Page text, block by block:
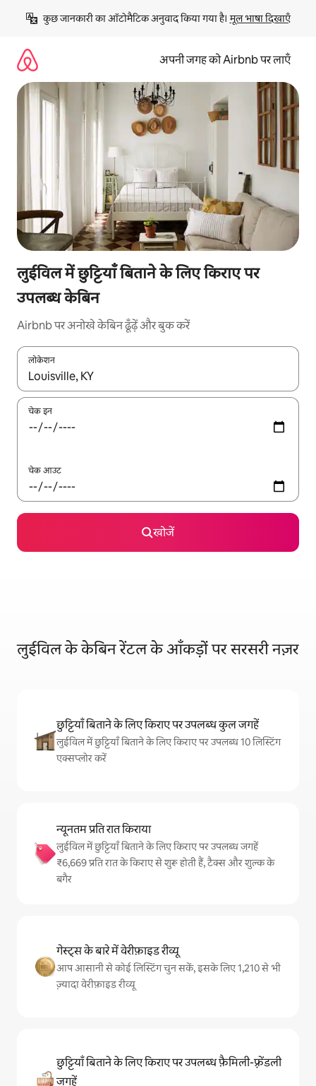
छोड़कर
कॉन्टेंट
कुछ जानकारी का ऑटोमैटिक अनुवाद किया गया है। मूल भाषा दिखाएँ
अपनी जगह को Airbnb पर लाएँ
लुईविल में छुट्टियाँ बिताने के लिए किराए पर
उपलब्ध केबिन
Airbnb पर अनोखे केबिन ढूँढ़ें और बुक करें
लोकेशन
नतीजों के उपलब्ध होने पर, अप और डाउन 'ऐरो की' का इस्तेमाल करके नेविगेट
चेक इन
चेक आउट
खोजें
लुईविल के केबिन रेंटल के आँकड़ों पर सरसरी नज़र
छुट्टियाँ बिताने के लिए किराए पर उपलब्ध कुल जगहें
लुईविल में छुट्टियाँ बिताने के लिए किराए पर उपलब्ध 10 लिस्टिंग
एक्सप्लोर करें
न्यूनतम प्रति रात किराया
लुईविल में छुट्टियाँ बिताने के लिए किराए पर उपलब्ध जगहें
₹6,669 प्रति रात के किराए से शुरू होती हैं, टैक्स और शुल्क के
बगैर
गेस्ट्स के बारे में वेरीफ़ाइड रीव्यू
आप आसानी से कोई लिस्टिंग चुन सकें, इसके लिए 1,210 से भी
ज़्यादा वेरीफ़ाइड रीव्यू
छुट्टियाँ बिताने के लिए किराए पर उपलब्ध फ़ैमिली-फ़्रेंडली
जगहें